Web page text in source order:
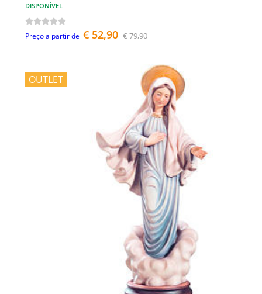
DISPONÍVEL
Preço a partir de € 52,90 € 79,90
OUTLET